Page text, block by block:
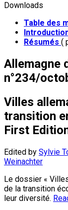
Downloads
Table des
Résumés (
Allemagne
n°234/
Villes
transition
First
Edited by Sylvie
Weinachter
Le dossier «
de la transition
leur diversité.